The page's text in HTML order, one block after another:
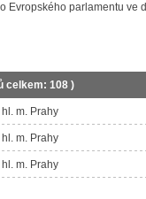
Evropského parlamentu ve
celkem: 108 )
m. Prahy
m. Prahy
m. Prahy